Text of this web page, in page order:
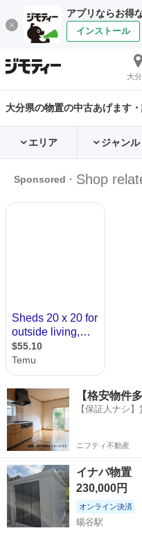
アプリならお得
インストール
大
大分県の物置の中古あげます
エリア ジャンル
【格安物件
【保証人ナシ
ニフティ不動産
イナバ物置
230,000円
オンライン決済
暘谷駅